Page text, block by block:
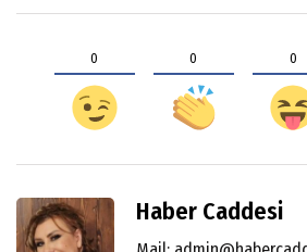
0 0 0
Haber Caddesi